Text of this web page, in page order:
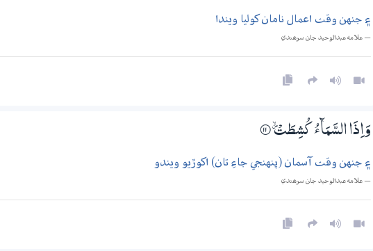
۽ جنهن وقت اعمال نامان کوليا ويندا
— علامه عبدالوحيد جان سرھندي
وَاِذَا السَّمَاۗءُ كُشِطَتْ ۽ ۝11
۽ جنهن وقت آسمان (پنهنجي جاءِ تان) اکوڙيو ويندو
— علامه عبدالوحيد جان سرھندي